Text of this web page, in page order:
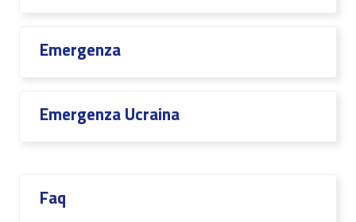
Emergenza
Emergenza Ucraina
Faq